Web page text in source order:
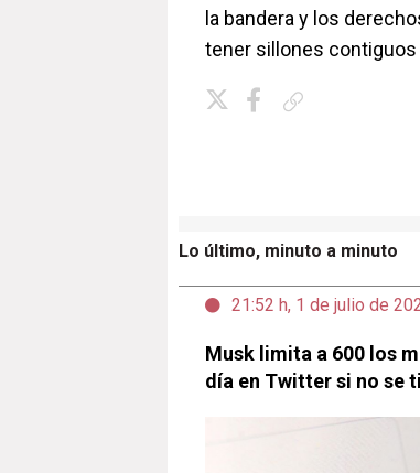
la bandera y los
tener sillones contiguos
Lo último, minuto a minuto
21:52 h, 1 de julio de
Musk limita a 600 los
día en Twitter si no se